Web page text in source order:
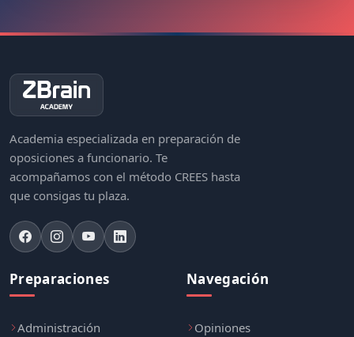
Academia especializada en preparación de
oposiciones a funcionario. Te
acompañamos con el método CREES hasta
que consigas tu plaza.
Preparaciones
Administración
Navegación
Opiniones